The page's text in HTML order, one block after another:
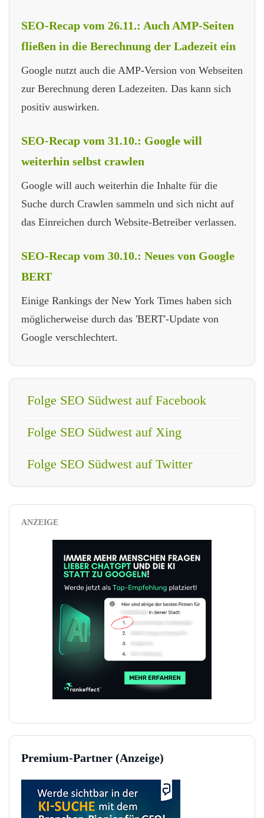
SEO-Recap vom 26.11.: Auch AMP-Seiten
fließen in die Berechnung der Ladezeit ein
Google nutzt auch die AMP-Version von Webseiten
zur Berechnung deren Ladezeiten. Das kann sich
positiv auswirken.
SEO-Recap vom 31.10.: Google will
weiterhin selbst crawlen
Google will auch weiterhin die Inhalte für die
Suche durch Crawlen sammeln und sich nicht auf
das Einreichen durch Website-Betreiber verlassen.
SEO-Recap vom 30.10.: Neues von Google
BERT
Einige Rankings der New York Times haben sich
möglicherweise durch das 'BERT'-Update von
Google verschlechtert.
Folge SEO Südwest auf Facebook
Folge SEO Südwest auf Xing
Folge SEO Südwest auf Twitter
ANZEIGE
Premium-Partner (Anzeige)